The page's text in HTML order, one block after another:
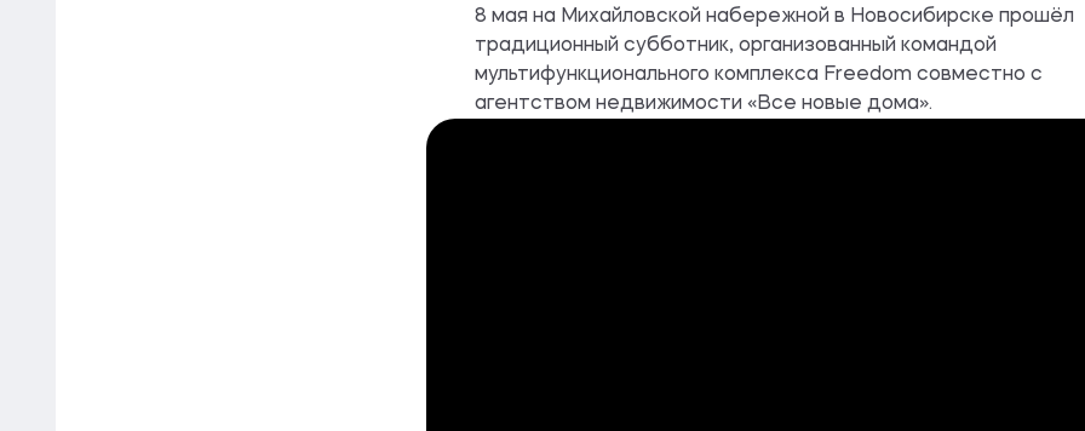
8 мая на Михайловской набережной в Новосибирске прошёл
традиционный субботник, организованный командой
мультифункционального комплекса Freedom совместно с
агентством недвижимости «Все новые дома».